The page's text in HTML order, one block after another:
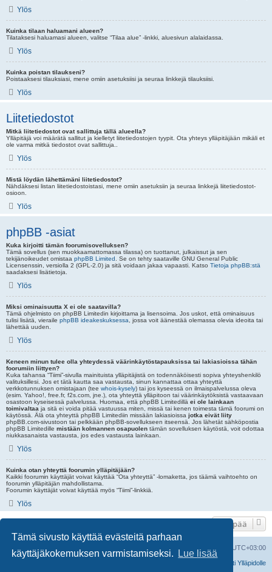
Tämä sivusto käyttää evästeitä parhaan
käyttäjäkokemuksen varmistamiseksi.
Lue lisää
Ylös
Kuinka tilaan haluamani alueen?
Tilataksesi haluamasi alueen, valitse “Tilaa alue” -linkki, aluesivun alalaidassa.
Ylös
Kuinka poistan tilaukseni?
Poistaaksesi tilauksiasi, mene omiin asetuksiisi ja seuraa linkkejä tilauksiisi.
Ylös
Liitetiedostot
Mitkä liitetiedostot ovat sallittuja tällä alueella?
Ylläpitäjä voi määrätä sallitut ja kielletyt liitetiedostojen tyypit. Ota yhteys ylläpitäjään mikäli et
ole varma mitkä tiedostot ovat sallittuja..
Ylös
Mistä löydän lähettämäni liitetiedostot?
Nähdäksesi listan liitetiedostoistasi, mene omiin asetuksiin ja seuraa linkkejä liitetiedostot-
osioon.
Ylös
phpBB -asiat
Kuka kirjoitti tämän foorumisovelluksen?
Tämä sovellus (sen muokkaamattomassa tilassa) on tuottanut, julkaissut ja sen
tekijänoikeudet omistaa phpBB Limited . Se on tehty saataville GNU General Public
Licensenssin, versiolla 2 (GPL-2.0) ja sitä voidaan jakaa vapaasti. Katso Tietoja phpBB:stä
saadaksesi lisätietoja.
Ylös
Miksi ominaisuutta X ei ole saatavilla?
Tämä ohjelmisto on phpBB Limitedin kirjoittama ja lisensoima. Jos uskot, että ominaisuus
tulisi lisätä, vieraile phpBB ideakeskuksessa , jossa voit äänestää olemassa olevia ideoita tai
lähettää uuden.
Ylös
Keneen minun tulee olla yhteydessä väärinkäytöstapauksissa tai lakiasioissa tähän
foorumiin liittyen?
Kuka tahansa “Tiimi”-sivulla mainituista ylläpitäjistä on todennäköisesti sopiva yhteyshenkilö
valituksillesi. Jos et tätä kautta saa vastausta, sinun kannattaa ottaa yhteyttä
verkkotunnuksen omistajaan (tee whois-kysely) tai jos kyseessä on ilmaispalvelussa oleva
(esim. Yahoo!, free.fr, f2s.com, jne.), ota yhteyttä ylläpitoon tai väärinkäytöksistä vastaavaan
osastoon kyseisessä palvelussa. Huomaa, että phpBB Limitedillä ei ole lainkaan
toimivaltaa ja sitä ei voida pitää vastuussa miten, missä tai kenen toimesta tämä foorumi on
käytössä. Älä ota yhteyttä phpBB Limitediin missään lakiasioissa jotka eivät liity
phpBB.com-sivustoon tai pelkkään phpBB-sovellukseen itseensä. Jos lähetät sähköpostia
phpBB Limitedille mistään kolmannen osapuolen tämän sovelluksen käytöstä, voit odottaa
niukkasanaista vastausta, jos edes vastausta lainkaan.
Ylös
Kuinka otan yhteyttä foorumin ylläpitäjään?
Kaikki foorumin käyttäjät voivat käyttää “Ota yhteyttä” -lomaketta, jos täämä vaihtoehto on
foorumin ylläpitäjän mahdollistama.
Foorumin käyttäjät voivat käyttää myös “Tiimi”-linkkiä.
Ylös
Hyppää
UTC+03:00
Viesti Ylläpidolle